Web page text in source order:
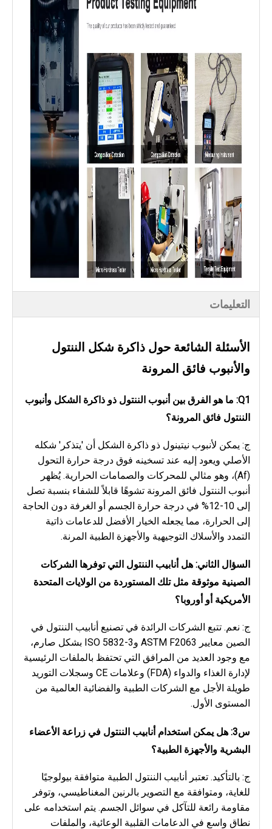
التعليمات
الأسئلة الشائعة حول ذاكرة شكل الننتول
والأنبوب فائق المرونة
Q1: ما هو الفرق بين أنبوب الننتول ذو ذاكرة الشكل وأنبوب
الننتول فائق المرونة؟
ج: يمكن لأنبوب نيتينول ذو ذاكرة الشكل أن 'يتذكر' شكله
الأصلي ويعود إليه عند تسخينه فوق درجة حرارة التحول
(Af)، وهو مثالي للمحركات والصمامات الحرارية. يُظهر
أنبوب الننتول فائق المرونة تشوهًا قابلاً للشفاء بنسبة تصل
إلى 10-12% في درجة حرارة الجسم أو الغرفة دون الحاجة
إلى الحرارة، مما يجعله الخيار الأفضل للدعامات ذاتية
التمدد والأسلاك التوجيهية والأجهزة الطبية المرنة.
السؤال الثاني: هل أنابيب الننتول التي توفرها الشركات
الصينية موثوقة مثل تلك المستوردة من الولايات المتحدة
الأمريكية أو أوروبا؟
ج: نعم. تتبع الشركات الرائدة في تصنيع أنابيب الننتول في
الصين معايير ASTM F2063 وISO 5832-3 بشكل صارم،
مع وجود العديد من المرافق التي تحتفظ بالملفات الرئيسية
لإدارة الغذاء والدواء (FDA) وعلامات CE وسجلات التوريد
طويلة الأجل مع الشركات الطبية والفضائية العالمية من
المستوى الأول.
س3: هل يمكن استخدام أنابيب الننتول في زراعة الأعضاء
البشرية والأجهزة الطبية؟
ج: بالتأكيد. تعتبر أنابيب الننتول الطبية متوافقة بيولوجيًا
للغاية، ومتوافقة مع التصوير بالرنين المغناطيسي، وتوفر
مقاومة رائعة للتآكل في سوائل الجسم. يتم استخدامه على
نطاق واسع في الدعامات القلبية الوعائية، والملفات